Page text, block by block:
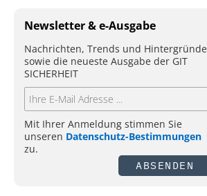
Newsletter & e-Ausgabe
Nachrichten, Trends und Hintergründe
sowie die neueste Ausgabe der GIT
SICHERHEIT
Mit Ihrer Anmeldung stimmen Sie
unseren Datenschutz-Bestimmungen
zu.
ABSENDEN